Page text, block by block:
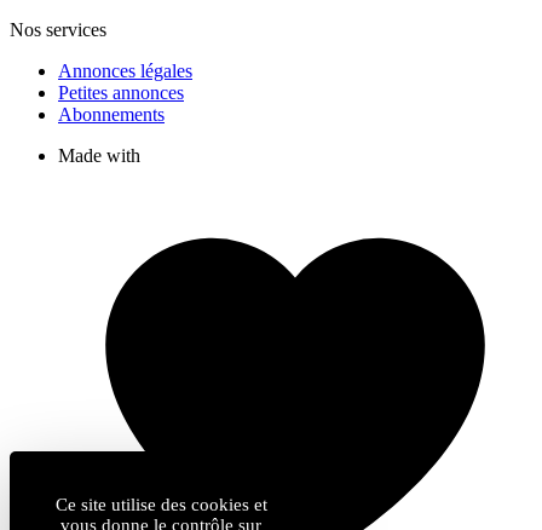
Nos services
Annonces légales
Petites annonces
Abonnements
Made with
Ce site utilise des cookies et
vous donne le contrôle sur